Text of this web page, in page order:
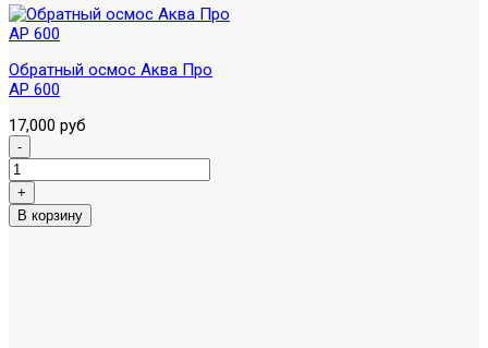
Обратный осмос Аква Про
AP 600
17,000 руб